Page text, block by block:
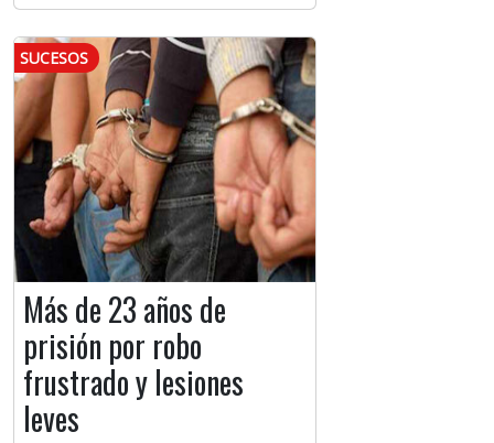
SUCESOS
Más de 23 años de
prisión por robo
frustrado y lesiones
leves